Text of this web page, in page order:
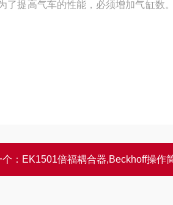
了提高气车的性能，必须增加气缸数
： EK1501倍福耦合器,Beckhoff操作